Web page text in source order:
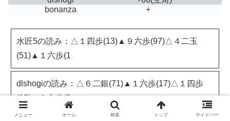
bonanza
+
水匠5の読み：△１四歩(13)▲９六歩(97)△４二玉
(51)▲１六歩(1
dlshogiの読み：△６二銀(71)▲１六歩(17)△１四歩
(13)▲９六歩(9
メニュー ホーム 検索 トップ サイドバー